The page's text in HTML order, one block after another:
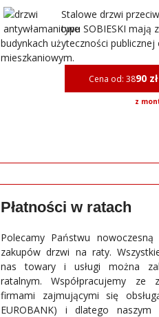
Stalowe drzwi
typu SOBIESKI mają
budynkach użyteczności
mieszkaniowym.
Cena od: 3890 zł
z
Płatności w ratach
Polecamy Państwu
zakupów drzwi na raty.
nas towary i usługi można
ratalnym. Współpracujemy ze
firmami zajmującymi się
EUROBANK) i dlatego